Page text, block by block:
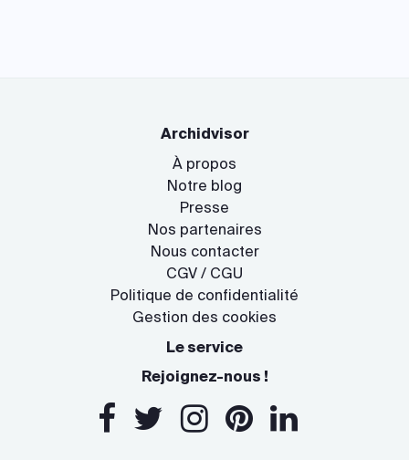
les Cookies !
Archidvisor
À propos
Notre blog
Presse
Nos partenaires
Nous contacter
CGV / CGU
Politique de confidentialité
Gestion des cookies
Le service
Rejoignez-nous !